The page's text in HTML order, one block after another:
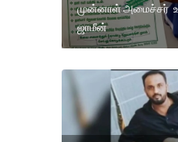
முன்னாள் அமைச்சர்
ஜாமீன்